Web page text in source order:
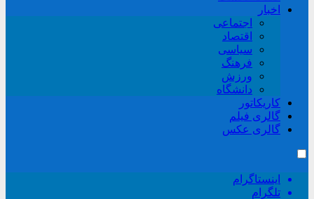
اخبار
اجتماعی
اقتصاد
سیاسی
فرهنگ
ورزش
دانشگاه
کاریکاتور
گالری فیلم
گالری عکس
اینستاگرام
تلگرام